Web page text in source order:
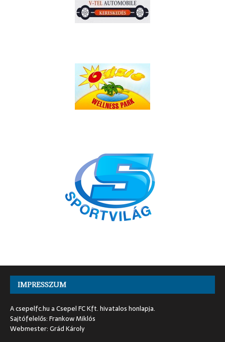
IMPRESSZUM
A csepelfc.hu a Csepel FC Kft. hivatalos honlapja.
Sajtófelelős: Frankow Miklós
Webmester: Grád Károly